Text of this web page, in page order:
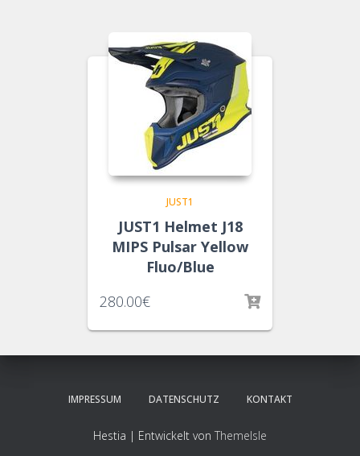
JUST1
JUST1 Helmet J18
MIPS Pulsar Yellow
Fluo/Blue
280.00€
IMPRESSUM DATENSCHUTZ KONTAKT
Hestia | Entwickelt von ThemeIsle